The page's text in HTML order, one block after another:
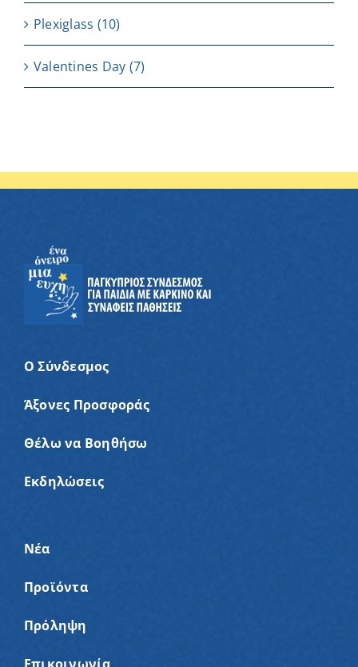
Plexiglass (10)
Valentines Day (7)
Ο Σύνδεσμος
Άξονες Προσφοράς
Θέλω να Βοηθήσω
Εκδηλώσεις
Νέα
Προϊόντα
Πρόληψη